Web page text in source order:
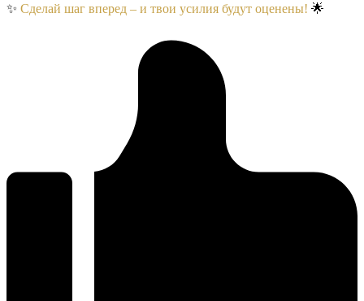
✨ Сделай шаг вперед – и твои усилия будут оценены! 🌟